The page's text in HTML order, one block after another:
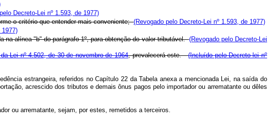
Decreto-Lei nº 1.593, de 1977)
o critério que entender mais conveniente;(Revogado pelo Decreto-Lei nº 1.593, de 1977)
1977)
na alínea "b" do parágrafo 1º, para obtenção do valor tributável.(Revogado pelo Decreto-Lei
Lei nº 4.502, de 30 de novembro de 1964, prevalecerá este.(Incluído pelo Decreto-lei nº
estrangeira, referidos no Capítulo 22 da Tabela anexa a mencionada Lei, na saída do
acrescido dos tributos e demais ônus pagos pelo importador ou arrematante ou dêles
ou arrematante, sejam, por estes, remetidos a terceiros.